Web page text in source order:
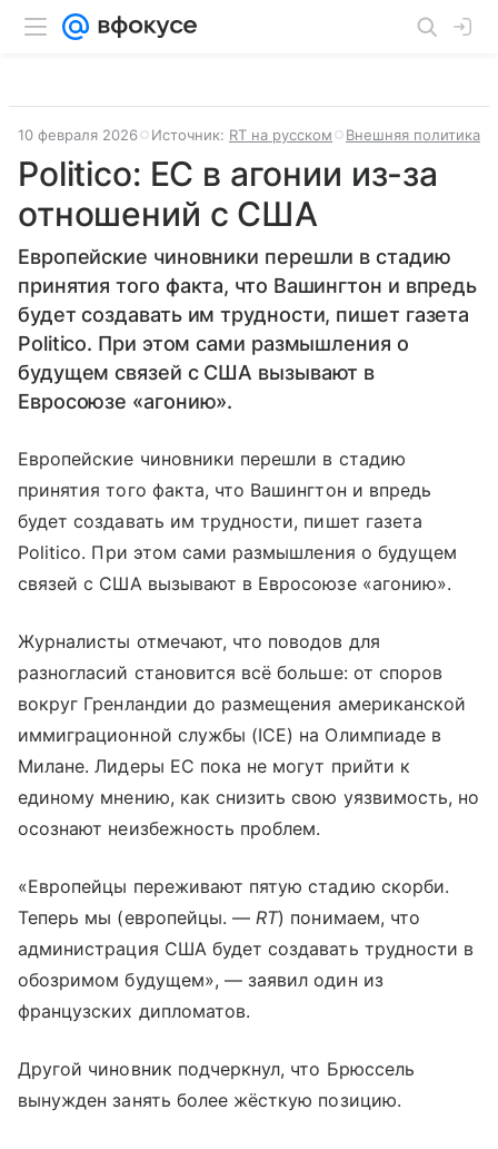
10 февраля 2026 Источник: RT на русском Внешняя политика
Politico: ЕС в агонии из-за
отношений с США
Европейские чиновники перешли в стадию
принятия того факта, что Вашингтон и впредь
будет создавать им трудности, пишет газета
Politico. При этом сами размышления о
будущем связей с США вызывают в
Евросоюзе «агонию».
Европейские чиновники перешли в стадию
принятия того факта, что Вашингтон и впредь
будет создавать им трудности, пишет газета
Politico. При этом сами размышления о будущем
связей с США вызывают в Евросоюзе «агонию».
Журналисты отмечают, что поводов для
разногласий становится всё больше: от споров
вокруг Гренландии до размещения американской
иммиграционной службы (ICE) на Олимпиаде в
Милане. Лидеры ЕС пока не могут прийти к
единому мнению, как снизить свою уязвимость, но
осознают неизбежность проблем.
«Европейцы переживают пятую стадию скорби.
Теперь мы (европейцы. —RT) понимаем, что
администрация США будет создавать трудности в
обозримом будущем», — заявил один из
французских дипломатов.
Другой чиновник подчеркнул, что Брюссель
вынужден занять более жёсткую позицию.